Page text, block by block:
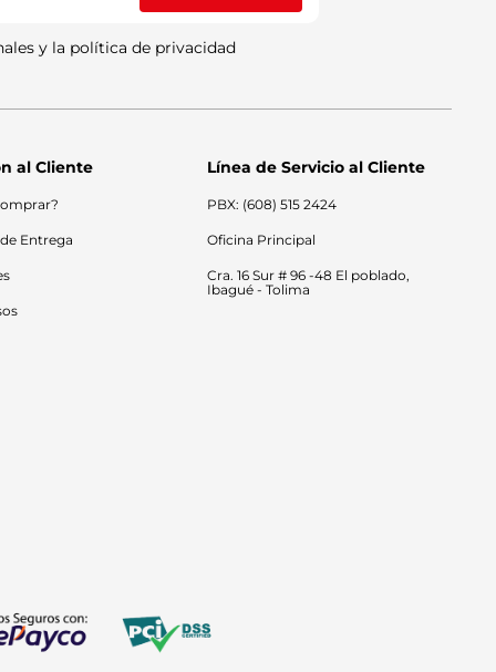
y la política de privacidad
al Cliente
Entrega
Línea de Servicio al Cliente
PBX: (608) 515 2424
Oficina Principal
Cra. 16 Sur # 96 -48 El poblado,
Ibagué - Tolima